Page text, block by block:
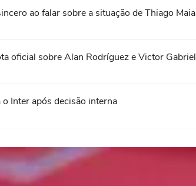
ao falar sobre a situação de Thiago Maia
oficial sobre Alan Rodríguez e Victor Gabriel
o Inter após decisão interna